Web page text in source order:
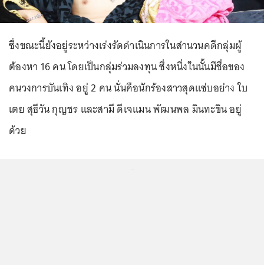
ซึ่งขณะนี้ยังอยู่ระหว่างเร่งรัดดำเนินการในสำนวนคดีกลุ่มผู้
ต้องหา 16 คน โดยเป็นกลุ่มร่วมลงทุน ซึ่งหนึ่งในนั้นมีชื่อของ
คนวงการบันเทิง อยู่ 2 คน นั่นคือนักร้องสาวสุดแซ่บอย่าง ใบ
เตย สุธีวัน กุญชร และสามี ดีเจแมน พัฒนพล มินทะขิน อยู่
ด้วย